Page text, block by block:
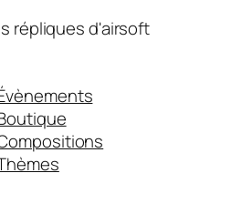
répliques d'airsoft